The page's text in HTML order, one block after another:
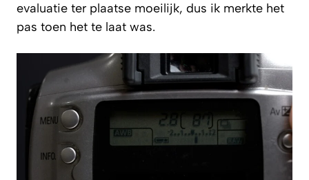
evaluatie ter plaatse moeilijk, dus ik merkte het
pas toen het te laat was.